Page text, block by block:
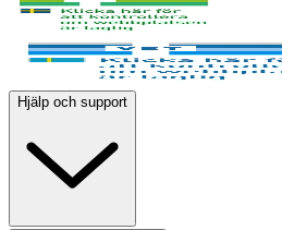
Hjälp och support